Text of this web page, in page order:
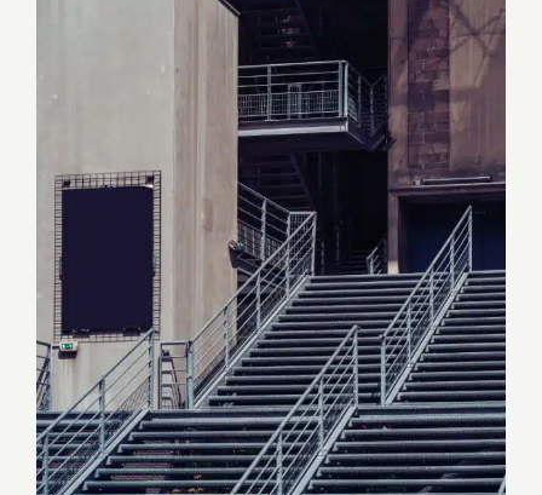
Onde realizar projeto de escada e
corrimão